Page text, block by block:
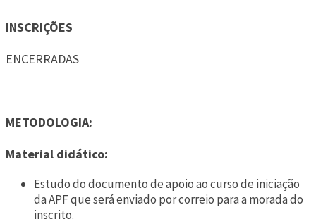
INSCRIÇÕES
ENCERRADAS
METODOLOGIA:
Material didático:
Estudo do documento de apoio ao curso de iniciação
da APF que será enviado por correio para a morada do
inscrito.